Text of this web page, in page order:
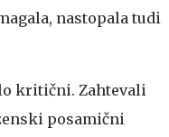
nastopala tudi
kritični. Zahtevali
posamični